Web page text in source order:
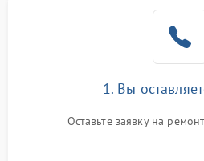
1. Вы
Оставьте заявку на